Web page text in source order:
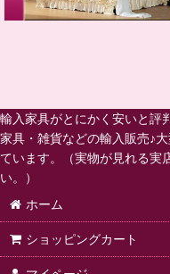
輸入家具がとにかく安いと評
家具・雑貨などの輸入販売♪
ています。（実物が見れる実
い。）
ホーム
ショッピングカート